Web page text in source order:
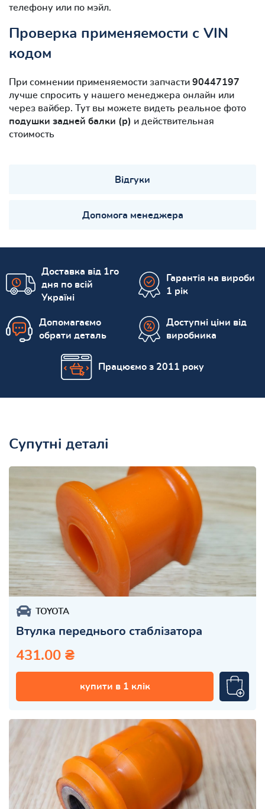
телефону или по мэйл.
Проверка применяемости с VIN
кодом
При сомнении применяемости запчасти 90447197
лучше спросить у нашего менеджера онлайн или
через вайбер. Тут вы можете видеть реальное фото
подушки задней балки (р) и действительная
стоимость
Відгуки
Допомога менеджера
Доставка від 1го
дня по всій
Україні
Гарантія на вироби
1 рік
Допомагаємо
обрати деталь
Доступні ціни від
виробника
Працюємо з 2011 року
Супутні деталі
TOYOTA
Втулка переднього стаблізатора
431.00 ₴
купити в 1 клік